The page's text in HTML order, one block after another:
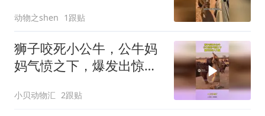
动物之shen 1跟贴
狮子咬死小公牛，公牛妈
妈气愤之下，爆发出惊人
小贝动物汇 2跟贴